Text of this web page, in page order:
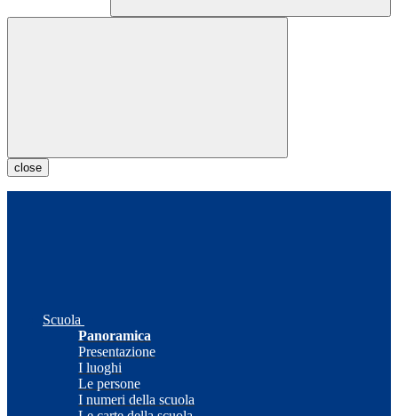
close
Scuola
Panoramica
Presentazione
I luoghi
Le persone
I numeri della scuola